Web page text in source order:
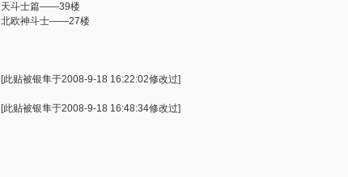
天斗士篇——39楼
北欧神斗士——27楼
[此贴被银隼于2008-9-18 16:22:02修改过]
[此贴被银隼于2008-9-18 16:48:34修改过]